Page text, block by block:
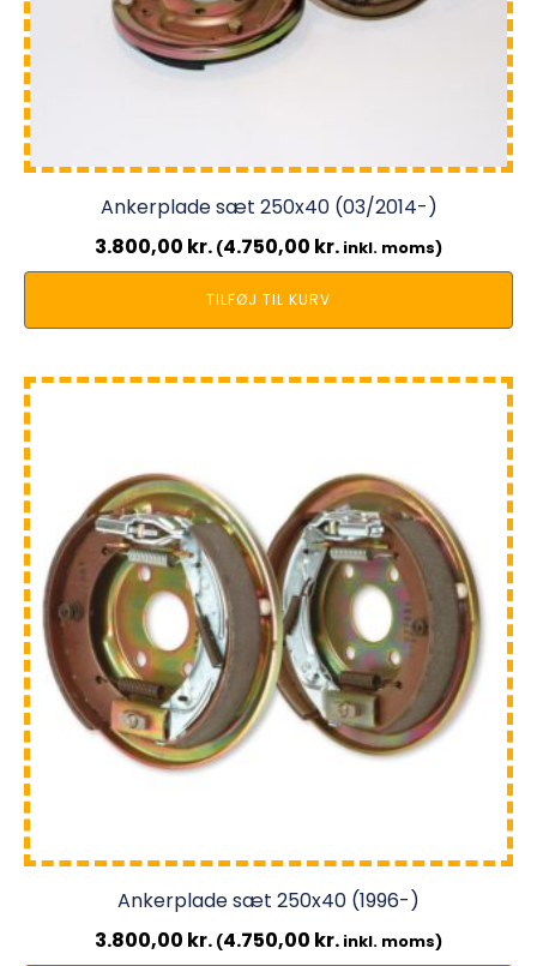
Ankerplade sæt 250x40 (03/2014-)
3.800,00 kr. (4.750,00 kr. inkl. moms)
TILFØJ TIL KURV
Ankerplade sæt 250x40 (1996-)
3.800,00 kr. (4.750,00 kr. inkl. moms)